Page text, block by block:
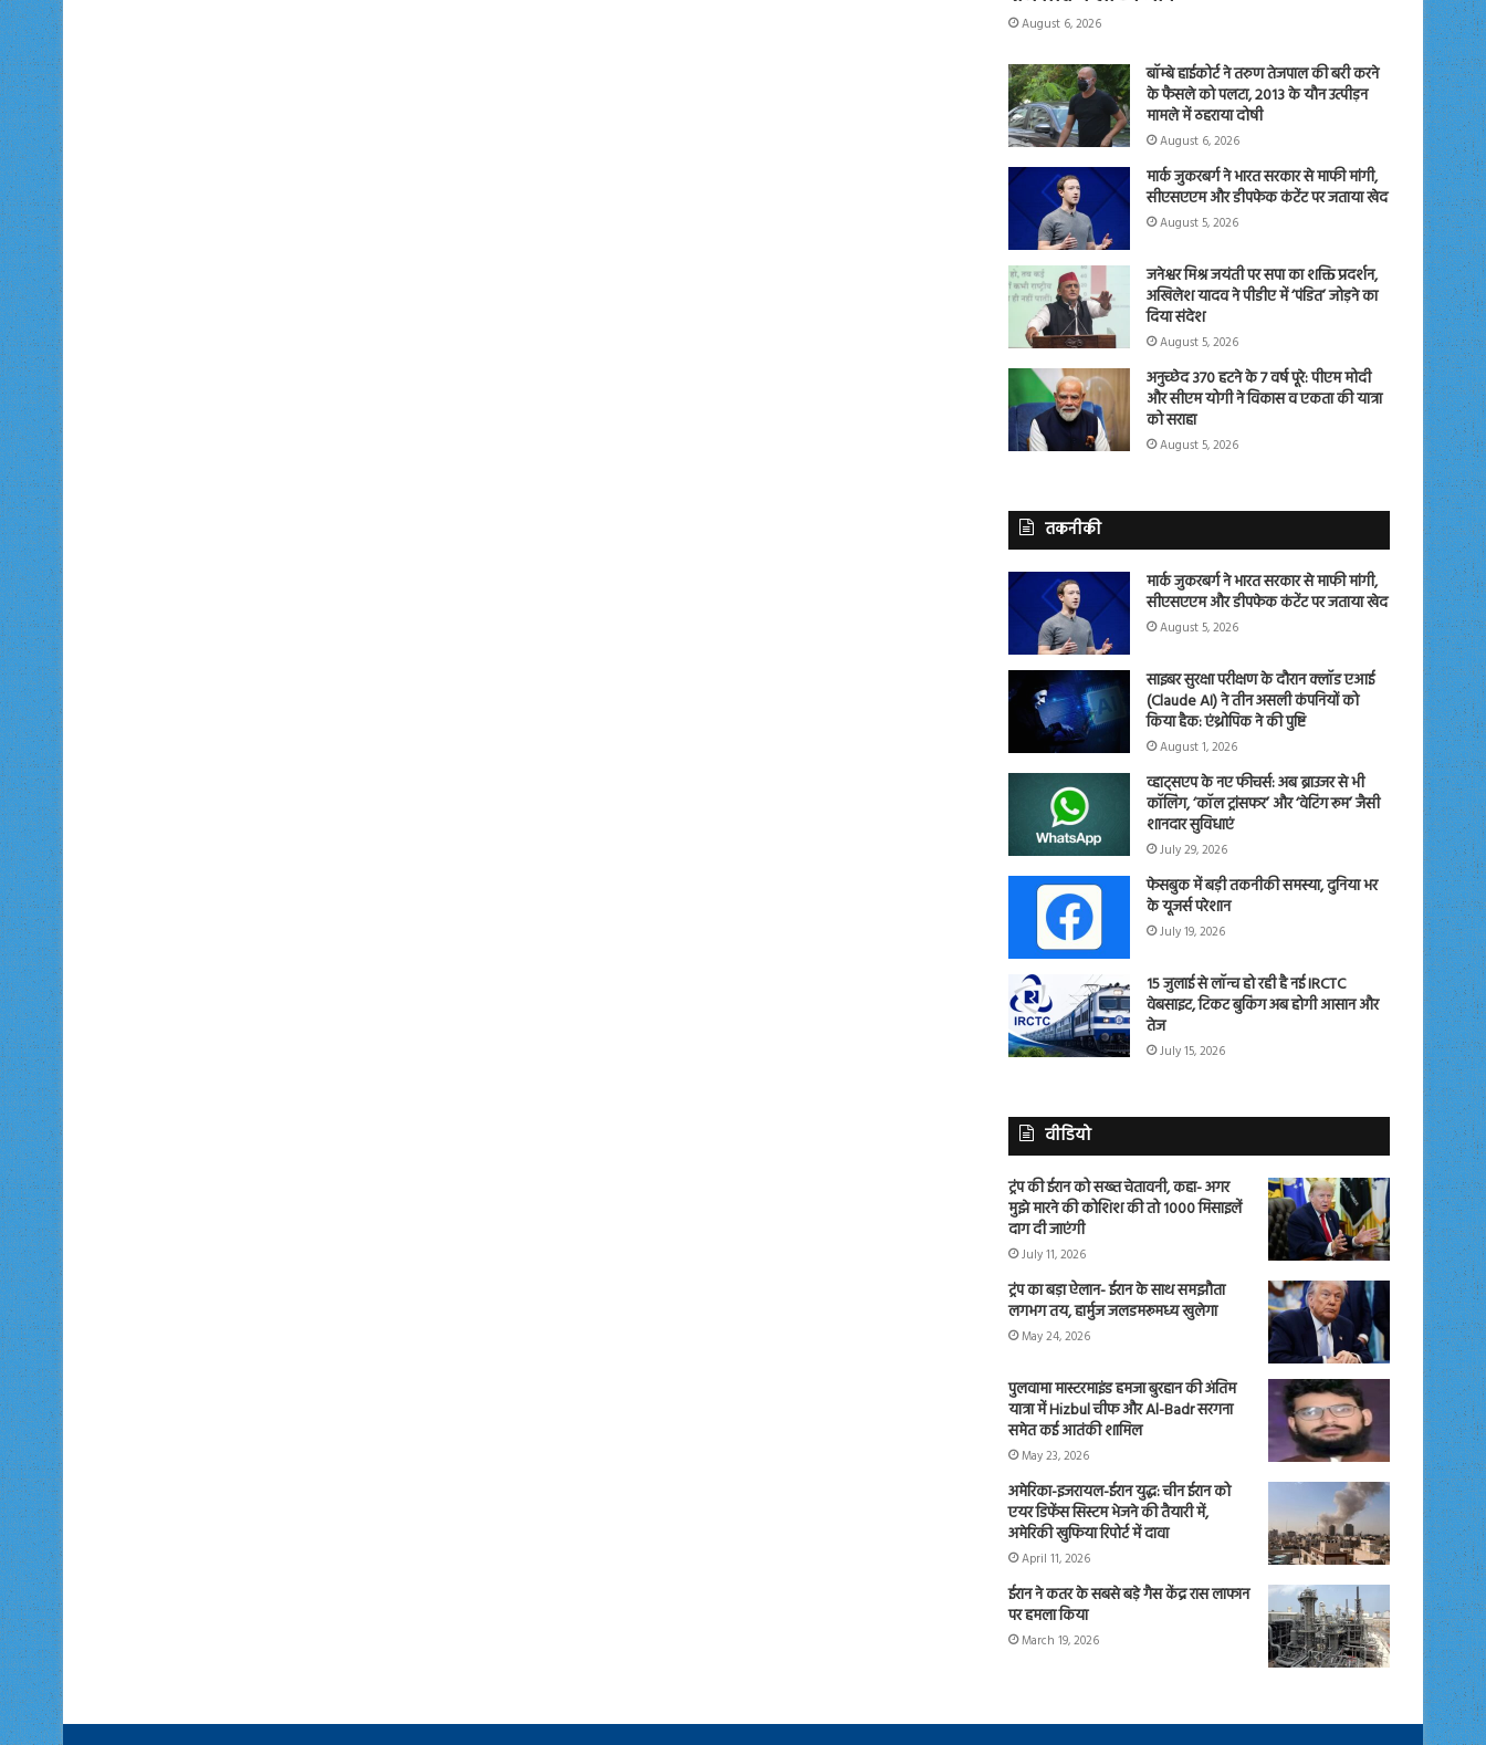
August 6, 2026
बॉम्बे हाईकोर्ट ने तरुण तेजपाल की बरी करने
के फैसले को पलटा, 2013 के यौन उत्पीड़न
मामले में ठहराया दोषी
August 6, 2026
मार्क जुकरबर्ग ने भारत सरकार से माफी मांगी,
सीएसएएम और डीपफेक कंटेंट पर जताया खेद
August 5, 2026
जनेश्वर मिश्र जयंती पर सपा का शक्ति प्रदर्शन,
अखिलेश यादव ने पीडीए में ‘पंडित’ जोड़ने का
दिया संदेश
August 5, 2026
अनुच्छेद 370 हटने के 7 वर्ष पूरे: पीएम मोदी
और सीएम योगी ने विकास व एकता की यात्रा
को सराहा
August 5, 2026
तकनीकी
मार्क जुकरबर्ग ने भारत सरकार से माफी मांगी,
सीएसएएम और डीपफेक कंटेंट पर जताया खेद
August 5, 2026
साइबर सुरक्षा परीक्षण के दौरान क्लॉड एआई
(Claude AI) ने तीन असली कंपनियों को
किया हैक: एंथ्रोपिक ने की पुष्टि
August 1, 2026
व्हाट्सएप के नए फीचर्स: अब ब्राउजर से भी
कॉलिंग, ‘कॉल ट्रांसफर’ और ‘वेटिंग रूम’ जैसी
शानदार सुविधाएं
July 29, 2026
फेसबुक में बड़ी तकनीकी समस्या, दुनिया भर
के यूजर्स परेशान
July 19, 2026
15 जुलाई से लॉन्च हो रही है नई IRCTC
वेबसाइट, टिकट बुकिंग अब होगी आसान और
तेज
July 15, 2026
वीडियो
ट्रंप की ईरान को सख्त चेतावनी, कहा- अगर
मुझे मारने की कोशिश की तो 1000 मिसाइलें
दाग दी जाएंगी
July 11, 2026
ट्रंप का बड़ा ऐलान- ईरान के साथ समझौता
लगभग तय, हार्मुज जलडमरूमध्य खुलेगा
May 24, 2026
पुलवामा मास्टरमाइंड हमजा बुरहान की अंतिम
यात्रा में Hizbul चीफ और Al-Badr सरगना
समेत कई आतंकी शामिल
May 23, 2026
अमेरिका-इजरायल-ईरान युद्ध: चीन ईरान को
एयर डिफेंस सिस्टम भेजने की तैयारी में,
अमेरिकी खुफिया रिपोर्ट में दावा
April 11, 2026
ईरान ने कतर के सबसे बड़े गैस केंद्र रास लाफान
पर हमला किया
March 19, 2026